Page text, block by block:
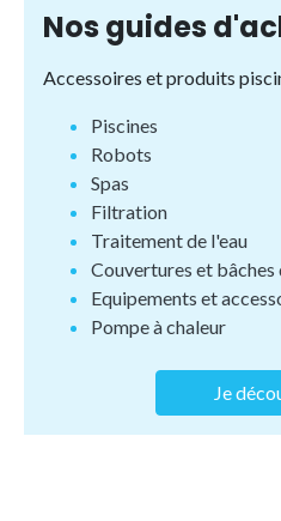
Nos guides
Accessoires et produits
Piscines
Robots
Spas
Filtration
Traitement de l'eau
Couvertures et bâches
Equipements et
Pompe à chaleur
Je